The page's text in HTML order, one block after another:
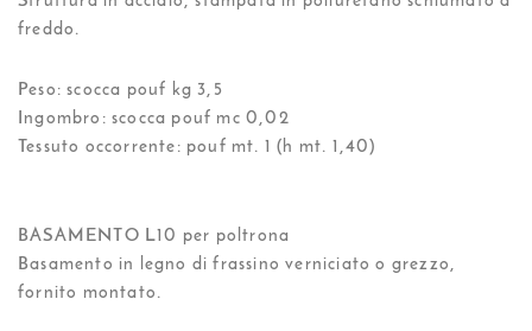
freddo.
Peso: scocca pouf kg 3,5
Ingombro: scocca pouf mc 0,02
Tessuto occorrente: pouf mt. 1 (h mt. 1,40)
BASAMENTO L10 per poltrona
Basamento in legno di frassino verniciato o grezzo,
fornito montato.